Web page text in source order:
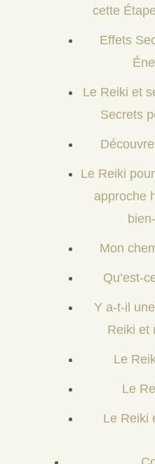
cette
Effets
Le Reiki et
Secrets
Le Reiki
approche
Mon
Qu’est-
Y a-t-il
Reiki et
Le
Le
Le Reiki